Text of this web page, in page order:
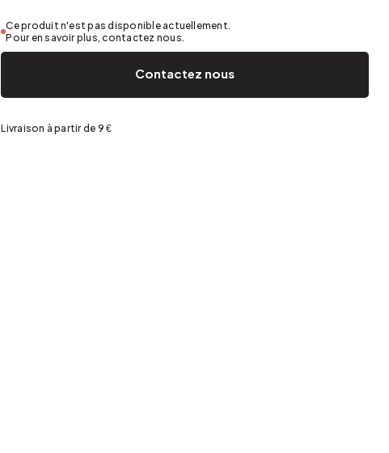
Ce produit n'est pas disponible actuellement.
Pour en savoir plus, contactez nous.
Contactez nous
Livraison à partir de 9 €